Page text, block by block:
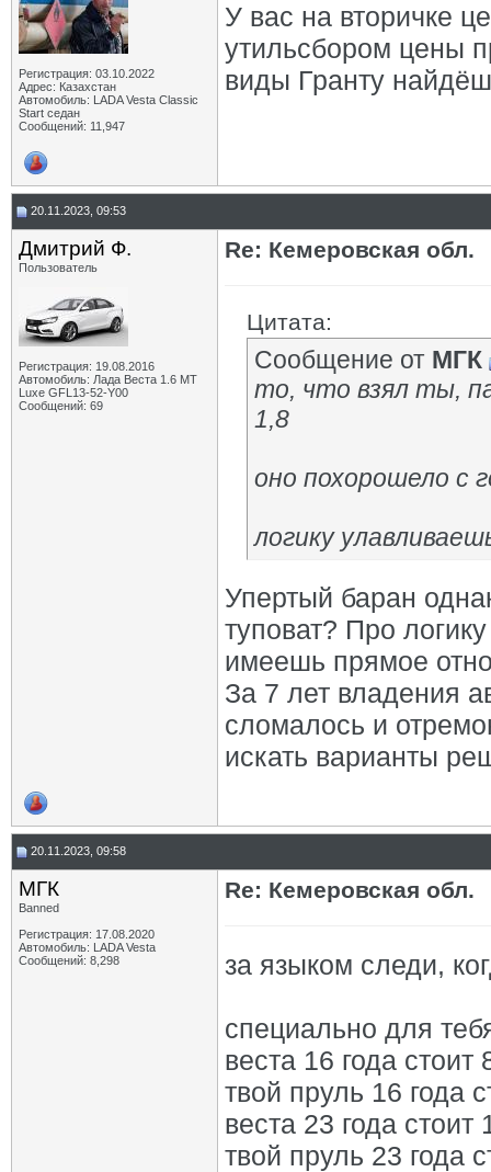
Регистрация: 03.10.2022
Адрес: Казахстан
Автомобиль: LADA Vesta Classic
Start седан
Сообщений: 11,947
У вас на вторичке
утильсбором цены
виды Гранту
20.11.2023, 09:53
Дмитрий Ф.
Пользователь
Регистрация: 19.08.2016
Автомобиль: Лада Веста 1.6 MT
Luxe GFL13-52-Y00
Сообщений: 69
Re: Кемеровская обл.
Цитата:
Сообщение от МГК
то, что взял ты,
1,8
оно похорошело с
логику
Упертый баран
туповат? Про
имеешь прямое
За 7 лет владения
сломалось и
искать варианты
20.11.2023, 09:58
МГК
Banned
Регистрация: 17.08.2020
Автомобиль: LADA Vesta
Сообщений: 8,298
Re: Кемеровская обл.
за языком следи,
специально для
веста 16 года стоит
твой пруль 16 года
веста 23 года стоит
твой пруль 23 года